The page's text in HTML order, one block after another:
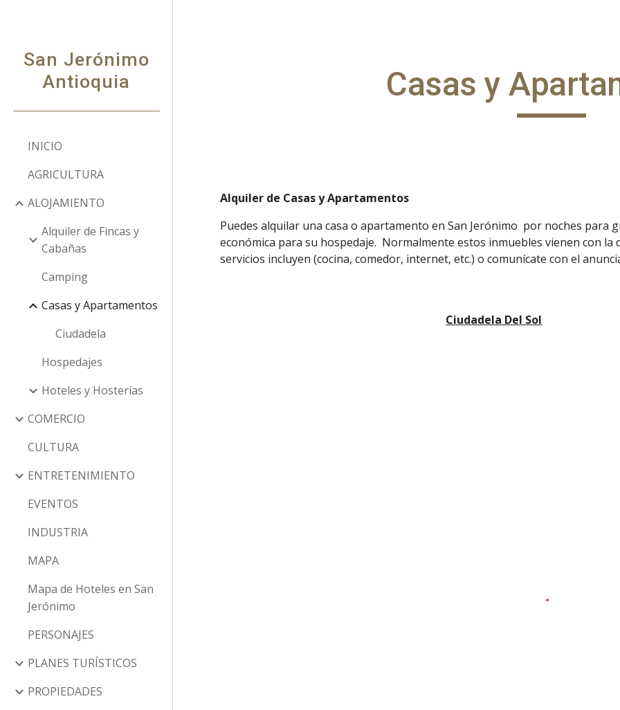
San Jerónimo
Antioquia
INICIO
AGRICULTURA
ALOJAMIENTO
Alquiler de Fincas y
Cabañas
Camping
Casas y Apartamentos
Ciudadela
Hospedajes
Hoteles y Hosterías
COMERCIO
CULTURA
ENTRETENIMIENTO
EVENTOS
INDUSTRIA
MAPA
Mapa de Hoteles en San
Jerónimo
PERSONAJES
PLANES TURÍSTICOS
PROPIEDADES
Casas y
Alquiler de Casas y Apartamentos
Puedes alquilar una casa o apartamento en San Jerónimo  por noches
económica para su hospedaje.  Normalmente estos inmuebles vienen con la
servicios incluyen (cocina, comedor, internet, etc.) o comunícate con el
Ciudadela Del Sol